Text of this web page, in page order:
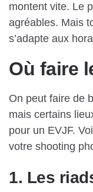
montent vite. Le
agréables. Mais
s’adapte aux
Où faire
On peut faire de
mais certains
pour un EVJF.
votre shooting
1. Les